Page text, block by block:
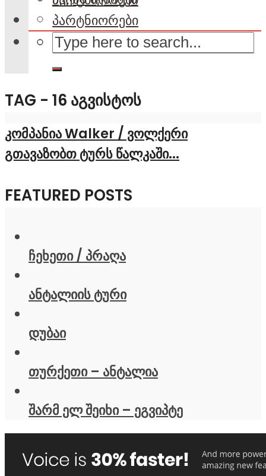
პარტნიორები
TAG - 16 ᲐᲒᲕᲘᲡᲢᲝᲡ
კომპანია Walker / ვოლქერი
გთავაზობთ ტურს წალკაში...
FEATURED POSTS
ჩეხეთი / პრაღა
ანტალიის ტური
დუბაი
თურქეთი – ანტალია
შარმ ელ შეიხი – ეგვიპტე